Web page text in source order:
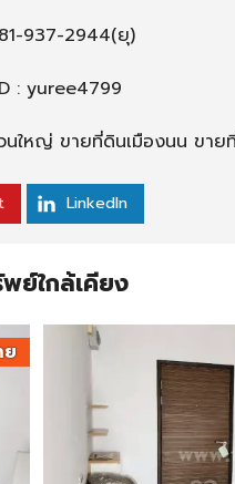
937-2944(ยุ)
: yuree4799
ใหญ่ ขายที่ดินเมืองนน ขา
LinkedIn
ย์ใกล้เคียง
ย